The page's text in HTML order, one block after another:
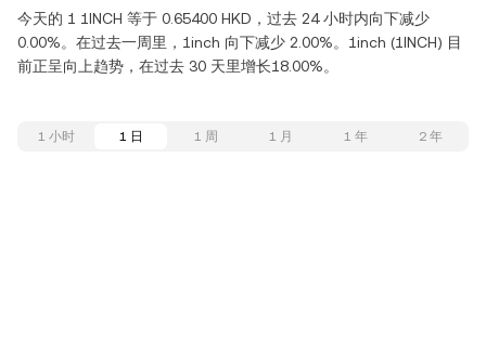
今天的 1 1INCH 等于 0.65400 HKD，过去 24 小时内向下减少
0.00%。在过去一周里，1inch 向下减少 2.00%。1inch (1INCH) 目
前正呈向上趋势，在过去 30 天里增长18.00%。
1 小时 1 日 1 周 1 月 1 年 2 年